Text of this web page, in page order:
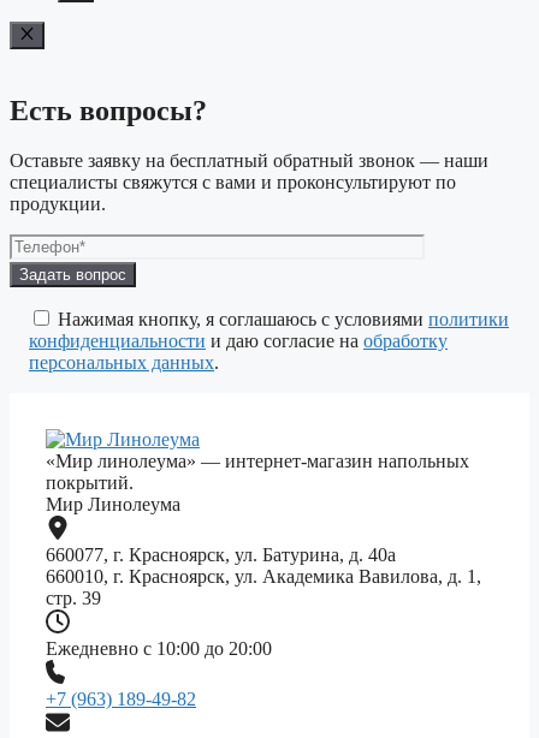
Есть вопросы?
Оставьте заявку на бесплатный обратный звонок — наши
специалисты свяжутся с вами и проконсультируют по
продукции.
Оставьте
это
поле
пустым.
Нажимая кнопку, я соглашаюсь с условиями политики
конфиденциальности и даю согласие на обработку
персональных данных.
«Мир линолеума» — интернет-магазин напольных
покрытий.
Мир Линолеума
660077, г. Красноярск, ул. Батурина, д. 40а
660010, г. Красноярск, ул. Академика Вавилова, д. 1,
стр. 39
Ежедневно с 10:00 до 20:00
+7 (963) 189-49-82